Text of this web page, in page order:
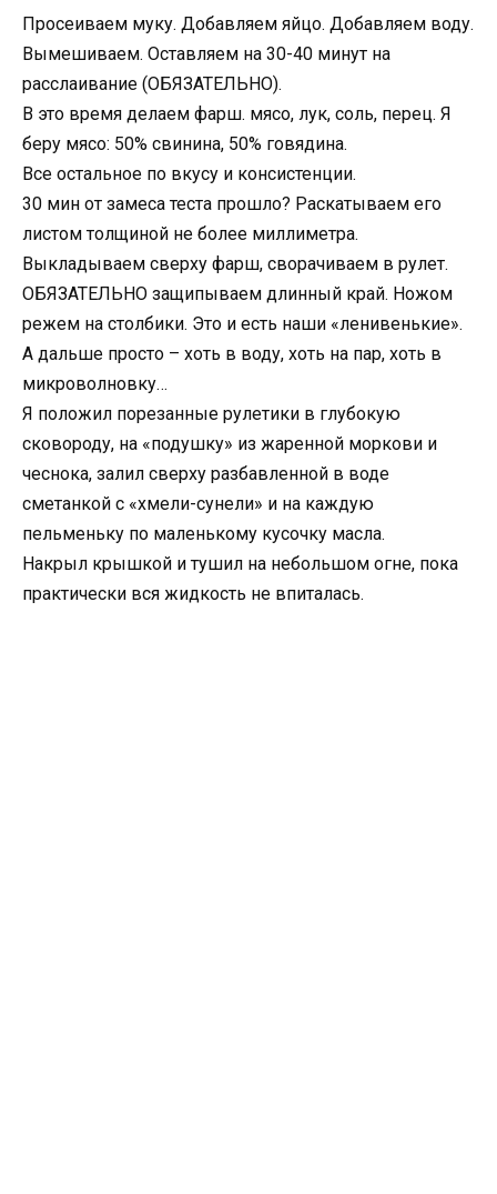
Просеиваем муку. Добавляем яйцо. Добавляем воду.
Вымешиваем. Оставляем на 30-40 минут на
расслаивание (ОБЯЗАТЕЛЬНО).
В это время делаем фарш. мясо, лук, соль, перец. Я
беру мясо: 50% свинина, 50% говядина.
Все остальное по вкусу и консистенции.
30 мин от замеса теста прошло? Раскатываем его
листом толщиной не более миллиметра.
Выкладываем сверху фарш, сворачиваем в рулет.
ОБЯЗАТЕЛЬНО защипываем длинный край. Ножом
режем на столбики. Это и есть наши «ленивенькие».
А дальше просто – хоть в воду, хоть на пар, хоть в
микроволновку…
Я положил порезанные рулетики в глубокую
сковороду, на «подушку» из жаренной моркови и
чеснока, залил сверху разбавленной в воде
сметанкой с «хмели-сунели» и на каждую
пельменьку по маленькому кусочку масла.
Накрыл крышкой и тушил на небольшом огне, пока
практически вся жидкость не впиталась.